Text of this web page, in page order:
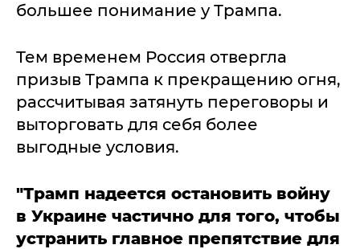
большее понимание у Трампа.
Тем временем Россия отвергла
призыв Трампа к прекращению огня,
рассчитывая затянуть переговоры и
выторговать для себя более
выгодные условия.
"Трамп надеется остановить войну
в Украине частично для того, чтобы
устранить главное препятствие для